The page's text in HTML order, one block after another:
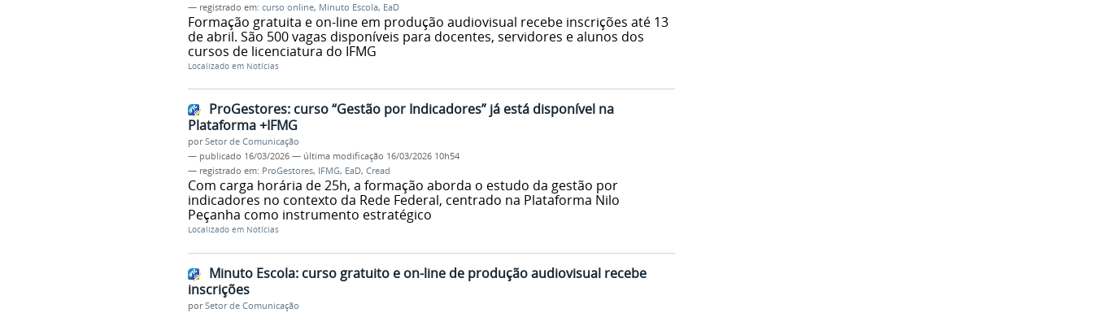
— registrado em: curso online, Minuto Escola, EaD
Formação gratuita e on-line em produção audiovisual recebe inscrições até 13
de abril. São 500 vagas disponíveis para docentes, servidores e alunos dos
cursos de licenciatura do IFMG
Localizado em Notícias
ProGestores: curso “Gestão por Indicadores” já está disponível na
Plataforma +IFMG
porSetor de Comunicação
— publicado 16/03/2026 — última modificação 16/03/2026 10h54
— registrado em: ProGestores, IFMG, EaD, Cread
Com carga horária de 25h, a formação aborda o estudo da gestão por
indicadores no contexto da Rede Federal, centrado na Plataforma Nilo
Peçanha como instrumento estratégico
Localizado em Notícias
Minuto Escola: curso gratuito e on-line de produção audiovisual recebe
inscrições
porSetor de Comunicação